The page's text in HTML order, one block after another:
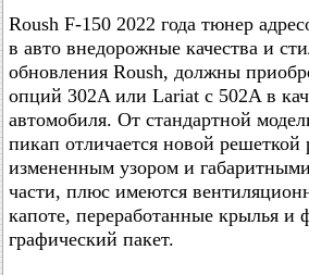
Roush F-150 2022 года тюнер
в авто внедорожные качества и
обновления Roush, должны
опций 302A или Lariat с 502A в
автомобиля. От стандартной
пикап отличается новой решеткой
измененным узором и
части, плюс имеются
капоте, переработанные крылья и
графический пакет.